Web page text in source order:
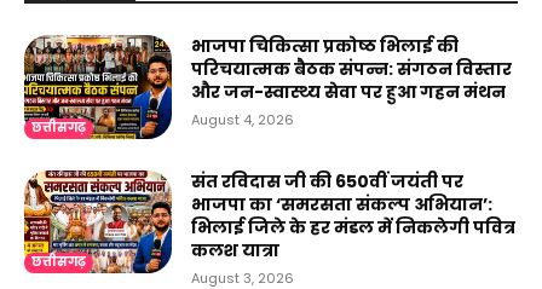
छत्तीसगढ़
भाजपा चिकित्सा प्रकोष्ठ भिलाई की
परिचयात्मक बैठक संपन्न: संगठन विस्तार
और जन-स्वास्थ्य सेवा पर हुआ गहन मंथन
August 4, 2026
छत्तीसगढ़
संत रविदास जी की 650वीं जयंती पर
भाजपा का ‘समरसता संकल्प अभियान’:
भिलाई जिले के हर मंडल में निकलेगी पवित्र
कलश यात्रा
August 3, 2026